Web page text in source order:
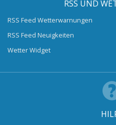
RSS UND
RSS Feed Wetterwarnungen
RSS Feed Neuigkeiten
Wetter Widget